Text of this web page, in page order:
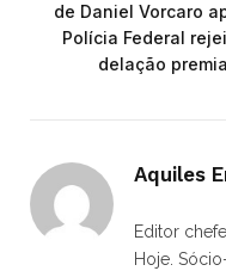
de Daniel Vorcaro
Polícia Federal
delação
Aquiles
Editor
Hoje.